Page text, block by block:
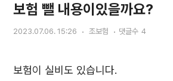
보험 뺄 내용이있을까요?
2023.07.06. 15:26 조보험 댓글수 4
보험이 실비도 있습니다.